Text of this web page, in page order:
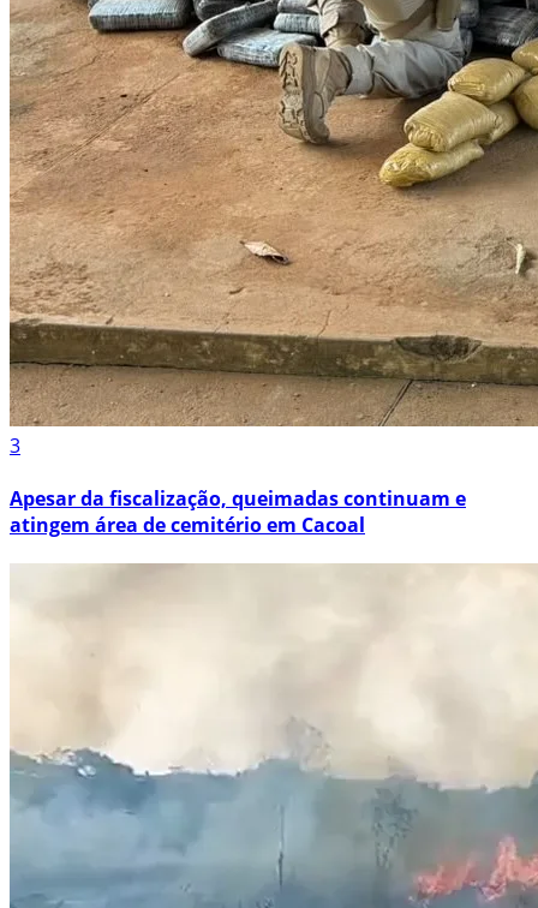
3
Apesar da fiscalização, queimadas continuam e
atingem área de cemitério em Cacoal